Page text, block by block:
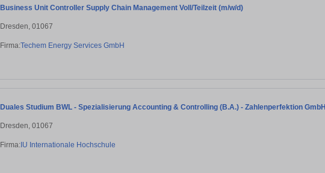
Business Unit Controller Supply Chain Management Voll/Teilzeit (m/w/d)
Dresden, 01067
Firma:Techem Energy Services GmbH
Duales Studium BWL - Spezialisierung Accounting & Controlling (B.A.) - Zahlenperfektion GmbH
Dresden, 01067
Firma:IU Internationale Hochschule